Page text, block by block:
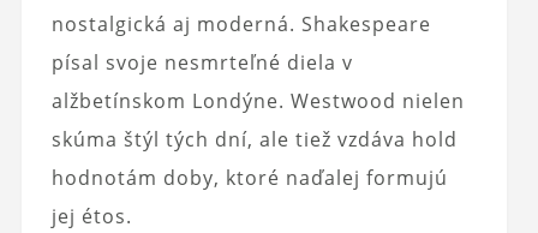
nostalgická aj moderná. Shakespeare
písal svoje nesmrteľné diela v
alžbetínskom Londýne. Westwood nielen
skúma štýl tých dní, ale tiež vzdáva hold
hodnotám doby, ktoré naďalej formujú
jej étos.